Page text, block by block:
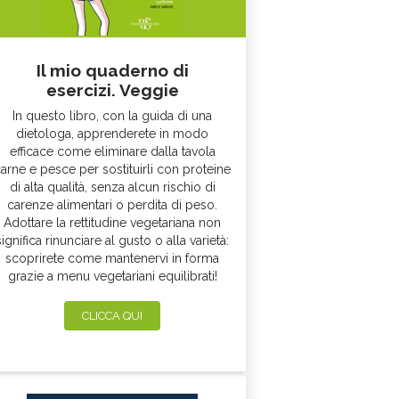
Il mio quaderno di
esercizi. Veggie
In questo libro, con la guida di una
dietologa, apprenderete in modo
efficace come eliminare dalla tavola
e pesce per sostituirli con proteine
di alta qualità, senza alcun rischio di
carenze alimentari o perdita di peso.
Adottare la rettitudine vegetariana non
rinunciare al gusto o alla varietà:
scoprirete come mantenervi in forma
grazie a menu vegetariani equilibrati!
CLICCA QUI